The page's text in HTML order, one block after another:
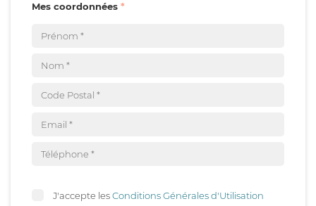
Mes coordonnées
J'accepte lesConditions Générales d'Utilisation